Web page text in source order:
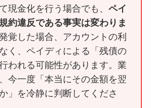
現金化を行う場合でも、 ペイ
約違反である事実は変わりま
覚した場合、アカウントの利
く、ペイディによる「残債の
われる可能性があります。業
今一度「本当にその金額を翌
」を冷静に判断してくださ